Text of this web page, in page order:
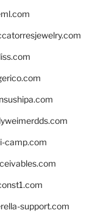
camp.com
support.com